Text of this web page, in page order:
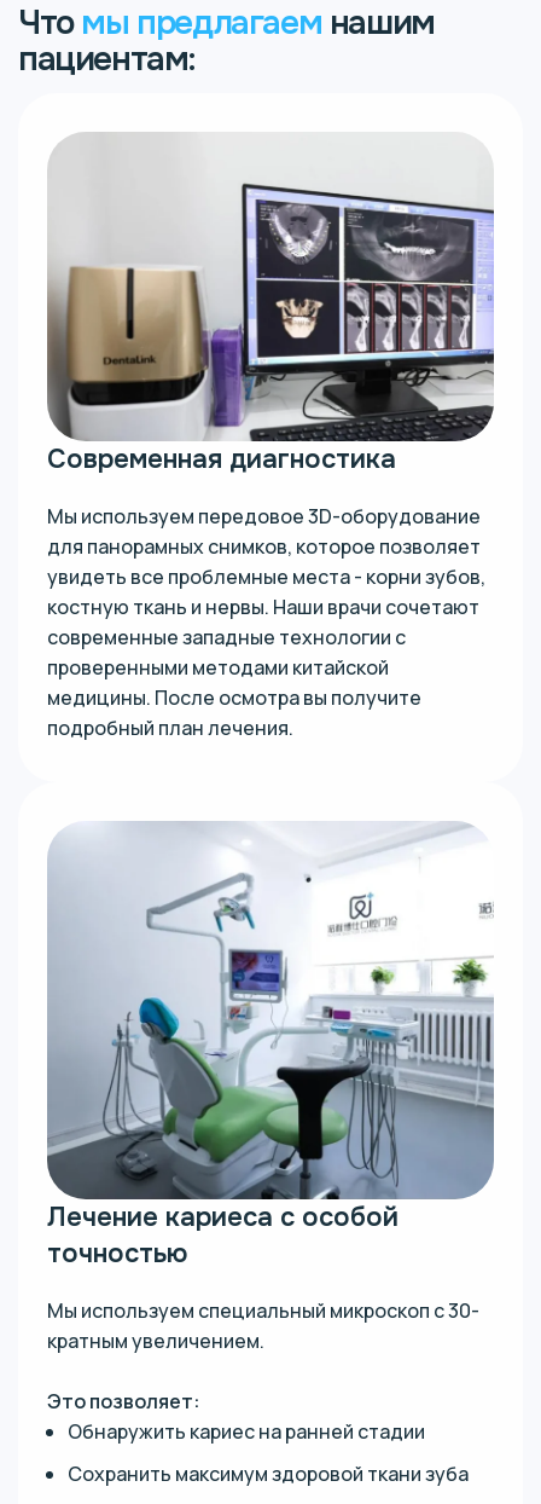
Чтомы предлагаем нашим
пациентам:
Современная диагностика
Мы используем передовое 3D-оборудование
для панорамных снимков, которое позволяет
увидеть все проблемные места - корни зубов,
костную ткань и нервы. Наши врачи сочетают
современные западные технологии с
проверенными методами китайской
медицины. После осмотра вы получите
подробный план лечения.
Лечение кариеса с особой
точностью
Мы используем специальный микроскоп с 30-
кратным увеличением.
Это позволяет:
Обнаружить кариес на ранней стадии
Сохранить максимум здоровой ткани зуба